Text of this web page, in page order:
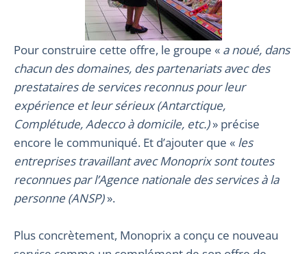
Pour construire cette offre, le groupe « a noué, dans
chacun des domaines, des partenariats avec des
prestataires de services reconnus pour leur
expérience et leur sérieux (Antarctique,
Complétude, Adecco à domicile, etc.)» précise
encore le communiqué. Et d’ajouter que « les
entreprises travaillant avec Monoprix sont toutes
reconnues par l’Agence nationale des services à la
personne (ANSP)».
Plus concrètement, Monoprix a conçu ce nouveau